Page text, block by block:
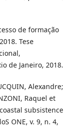
de formação
Tese
de Janeiro, 2018.
Alexandre;
Raquel et
subsistence
ONE, v. 9, n. 4,